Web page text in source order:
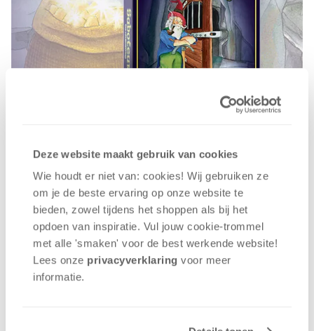
Deze website maakt gebruik van cookies
Wie houdt er niet van: cookies! Wij gebruiken ze
om je de beste ervaring op onze website te
bieden, zowel tijdens het shoppen als bij het
opdoen van inspiratie. Vul jouw cookie-trommel
met alle 'smaken' voor de best werkende website​!
Lees onze privacyverklaring voor meer
informatie.
In de eenvoud en toegankelijkheid van Saboteur
schuilt de kracht. Over de balans is dan ook zeker
goed nagedacht. Het is lastig om de Saboteur te
zijn, maar niet onmogelijk. De uitdaging voor de
Saboteur is echter afhankelijk van het aantal
spelers dat meedoet. Voor de casual gamer is dit
geen probleem, maar de meer ervaren dwergen